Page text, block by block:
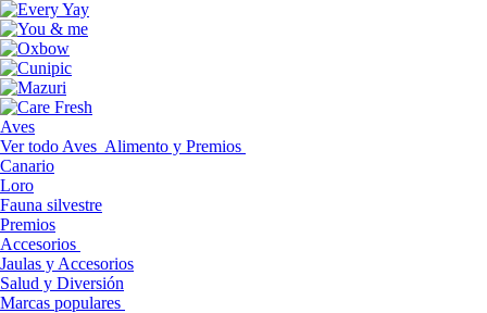
Aves
Ver todo Aves Alimento y Premios
Canario
Loro
Fauna silvestre
Premios
Accesorios
Jaulas y Accesorios
Salud y Diversión
Marcas populares